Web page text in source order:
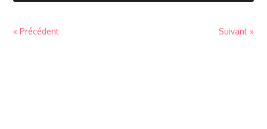
« Précédent Suivant »